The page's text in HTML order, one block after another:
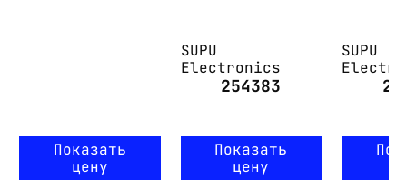
Показать
цену
SUPU
Electronics
254383
Показать
цену
SUPU